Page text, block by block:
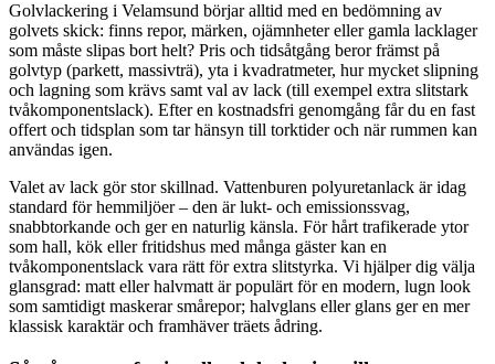
Golvlackering i Velamsund börjar alltid med en bedömning av
golvets skick: finns repor, märken, ojämnheter eller gamla lacklager
som måste slipas bort helt? Pris och tidsåtgång beror främst på
golvtyp (parkett, massivträ), yta i kvadratmeter, hur mycket slipning
och lagning som krävs samt val av lack (till exempel extra slitstark
tvåkomponentslack). Efter en kostnadsfri genomgång får du en fast
offert och tidsplan som tar hänsyn till torktider och när rummen kan
användas igen.
Valet av lack gör stor skillnad. Vattenburen polyuretanlack är idag
standard för hemmiljöer – den är lukt- och emissionssvag,
snabbtorkande och ger en naturlig känsla. För hårt trafikerade ytor
som hall, kök eller fritidshus med många gäster kan en
tvåkomponentslack vara rätt för extra slitstyrka. Vi hjälper dig välja
glansgrad: matt eller halvmatt är populärt för en modern, lugn look
som samtidigt maskerar smårepor; halvglans eller glans ger en mer
klassisk karaktär och framhäver träets ådring.